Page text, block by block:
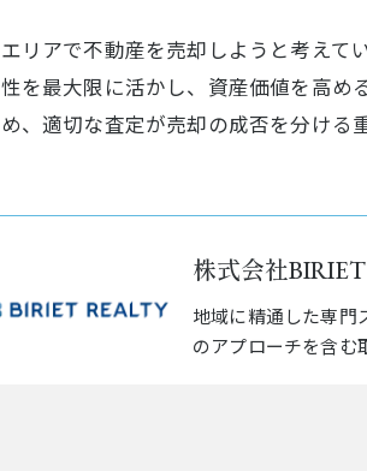
リアで不動産を売却しようと考え
を最大限に活かし、資産価値を高め
、適切な査定が売却の成否を分ける
株式会社BIRIET
地域に精通した専門
のアプローチを含む